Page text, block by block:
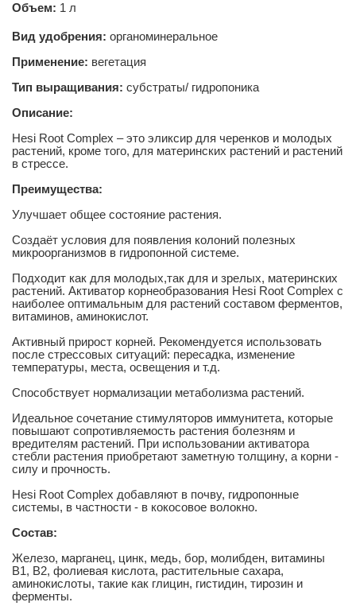
Объем: 1 л
Вид удобрения: органоминеральное
Применение: вегетация
Тип выращивания: субстраты/ гидропоника
Описание:
Hesi Root Complex – это эликсир для черенков и молодых
растений, кроме того, для материнских растений и растений
в стрессе.
Преимущества:
Улучшает общее состояние растения.
Создаёт условия для появления колоний полезных
микроорганизмов в гидропонной системе.
Подходит как для молодых,так для и зрелых, материнских
растений. Активатор корнеобразования Hesi Root Complex с
наиболее оптимальным для растений составом ферментов,
витаминов, аминокислот.
Активный прирост корней. Рекомендуется использовать
после стрессовых ситуаций: пересадка, изменение
температуры, места, освещения и т.д.
Способствует нормализации метаболизма растений.
Идеальное сочетание стимуляторов иммунитета, которые
повышают сопротивляемость растения болезням и
вредителям растений. При использовании активатора
стебли растения приобретают заметную толщину, а корни -
силу и прочность.
Hesi Root Complex добавляют в почву, гидропонные
системы, в частности - в кокосовое волокно.
Состав:
Железо, марганец, цинк, медь, бор, молибден, витамины
B1, B2, фолиевая кислота, растительные сахара,
аминокислоты, такие как глицин, гистидин, тирозин и
ферменты.